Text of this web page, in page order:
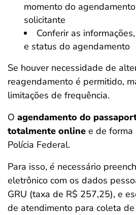
momento do
solicitante
Conferir as
e status do agendamento
Se houver necessidade de
reagendamento é permitido,
limitações de frequência.
O agendamento do
totalmente online e de
Polícia Federal.
Para isso, é necessário
eletrônico com os dados
GRU (taxa de R$ 257,25), e
de atendimento para coleta